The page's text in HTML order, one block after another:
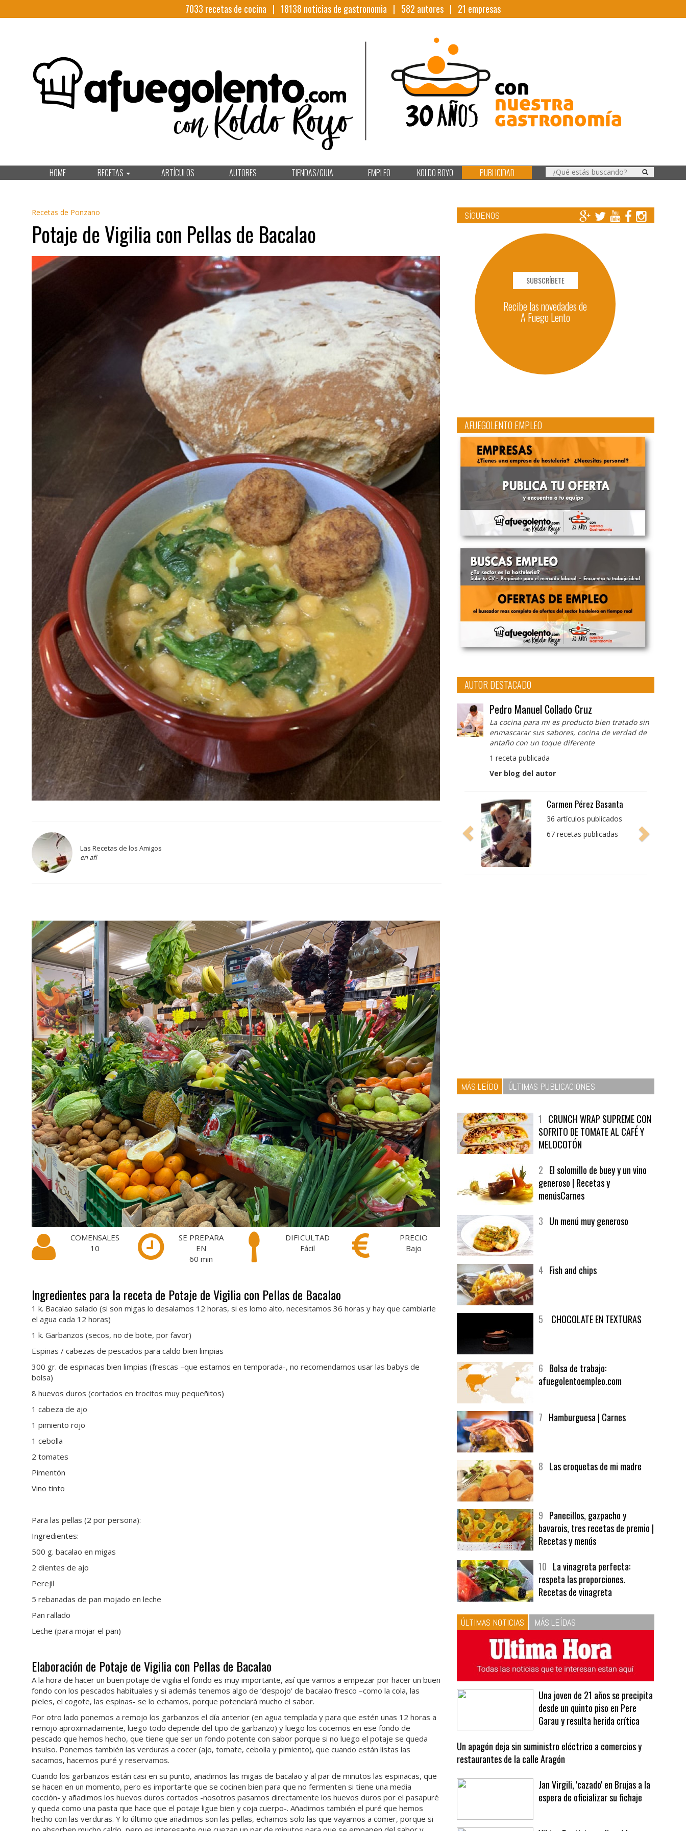
7033 recetas de cocina | 18138 noticias de gastronomia | 582 autores | 21 empresas
HOME RECETAS ARTÍCULOS AUTORES TIENDAS/GUIA EMPLEO KOLDO ROYO PUBLICIDAD
Recetas de Ponzano
Potaje de Vigilia con Pellas de Bacalao
Las Recetas de los Amigos
en afl
COMENSALES
10
SE PREPARA
EN
60 min
DIFICULTAD
Fácil
PRECIO
Bajo
Ingredientes para la receta de Potaje de Vigilia con Pellas de Bacalao
1 k. Bacalao salado (si son migas lo desalamos 12 horas, si es lomo alto, necesitamos 36 horas y hay que cambiarle
el agua cada 12 horas)
1 k. Garbanzos (secos, no de bote, por favor)
Espinas / cabezas de pescados para caldo bien limpias
300 gr. de espinacas bien limpias (frescas –que estamos en temporada-, no recomendamos usar las babys de
bolsa)
8 huevos duros (cortados en trocitos muy pequeñitos)
1 cabeza de ajo
1 pimiento rojo
1 cebolla
2 tomates
Pimentón
Vino tinto
Para las pellas (2 por persona):
Ingredientes:
500 g. bacalao en migas
2 dientes de ajo
Perejil
5 rebanadas de pan mojado en leche
Pan rallado
Leche (para mojar el pan)
Elaboración de Potaje de Vigilia con Pellas de Bacalao
A la hora de hacer un buen potaje de vigilia el fondo es muy importante, así que vamos a empezar por hacer un buen
fondo con los pescados habituales y si además tenemos algo de ‘despojo’ de bacalao fresco –como la cola, las
pieles, el cogote, las espinas- se lo echamos, porque potenciará mucho el sabor.
Por otro lado ponemos a remojo los garbanzos el día anterior (en agua templada y para que estén unas 12 horas a
remojo aproximadamente, luego todo depende del tipo de garbanzo) y luego los cocemos en ese fondo de
pescado que hemos hecho, que tiene que ser un fondo potente con sabor porque si no luego el potaje se queda
insulso. Ponemos también las verduras a cocer (ajo, tomate, cebolla y pimiento), que cuando están listas las
sacamos, hacemos puré y reservamos.
Cuando los garbanzos están casi en su punto, añadimos las migas de bacalao y al par de minutos las espinacas, que
se hacen en un momento, pero es importarte que se cocinen bien para que no fermenten si tiene una media
cocción- y añadimos los huevos duros cortados -nosotros pasamos directamente los huevos duros por el pasapuré
y queda como una pasta que hace que el potaje ligue bien y coja cuerpo-. Añadimos también el puré que hemos
hecho con las verduras. Y lo último que añadimos son las pellas, echamos solo las que vayamos a comer, porque si
SÍGUENOS
SUBSCRÍBETE
Recibe las novedades de
A Fuego Lento
AFUEGOLENTO EMPLEO
AUTOR DESTACADO
Pedro Manuel Collado Cruz
La cocina para mi es producto bien tratado sin
enmascarar sus sabores, cocina de verdad de
antaño con un toque diferente
1 receta publicada
Ver blog del autor
Pedro Manuel Collado
Cruz
producto bien tratado
MÁS LEÍDO ÚLTIMAS PUBLICACIONES
SOFRITO DE TOMATE AL CAFÉ Y
MELOCOTÓN
generoso | Recetas y
afuegolentoempleo.com
bavarois, tres recetas de premio |
Recetas y menús
respeta las proporciones.
Recetas de vinagreta
ÚLTIMAS NOTICIAS MÁS LEÍDAS
desde un quinto piso en Pere
Garau y resulta herida crítica
Un apagón deja sin suministro eléctrico a comercios y
restaurantes de la calle Aragón